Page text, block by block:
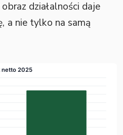
działalności daje
a nie tylko na samą